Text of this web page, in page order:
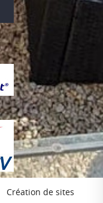
Création de sites